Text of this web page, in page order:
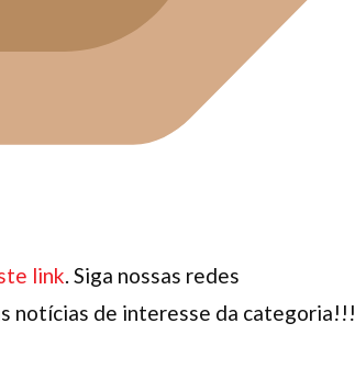
link. Siga nossas redes
notícias de interesse da categoria!!!